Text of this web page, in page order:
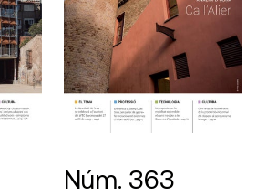
Núm. 363